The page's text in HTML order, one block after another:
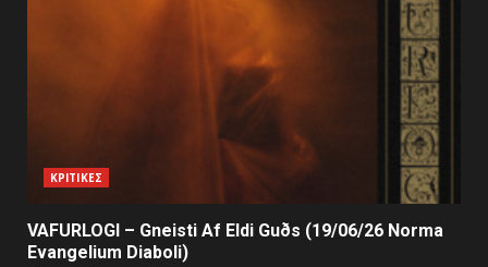
ΚΡΙΤΙΚΕΣ
VAFURLOGI – Gneisti Af Eldi Guðs (19/06/26 Norma
Evangelium Diaboli)